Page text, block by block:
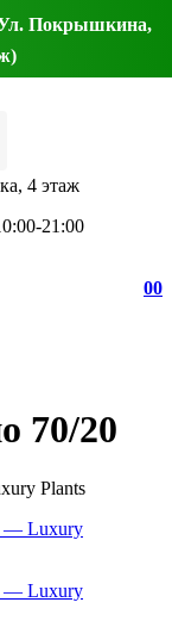
Ул. Покрышкина,
4 этаж
21:00
00
70/20